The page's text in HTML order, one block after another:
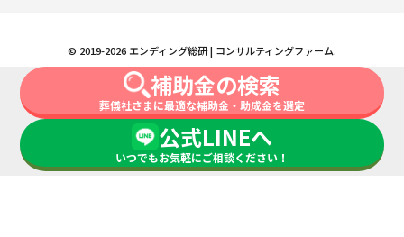
© 2019-2026 エンディング総研 | コンサルティングファーム.
補助金の検索
葬儀社さまに最適な補助金・助成金を選定
公式LINEへ
いつでもお気軽にご相談ください！